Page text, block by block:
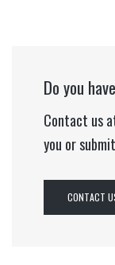
Do you
Contact us
you or
CONTACT